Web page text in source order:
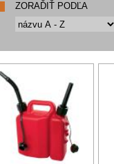
ZORAĎIŤ PODĽA